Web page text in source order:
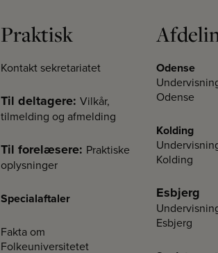
Praktisk
Kontakt sekretariatet
Til deltagere: Vilkår,
tilmelding og afmelding
Til forelæsere: Praktiske
oplysninger
Specialaftaler
Fakta om
Folkeuniversitetet
Odense
Odense
Kolding
Kolding
Esbjerg
Esbjerg